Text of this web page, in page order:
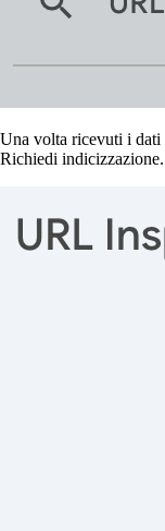
Una volta ricevuti i
Richiedi indicizzazione.